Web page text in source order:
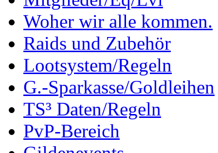
Woher wir alle kommen.
Raids und Zubehör
Lootsystem/Regeln
G.-Sparkasse/Goldleihen
TS³ Daten/Regeln
PvP-Bereich